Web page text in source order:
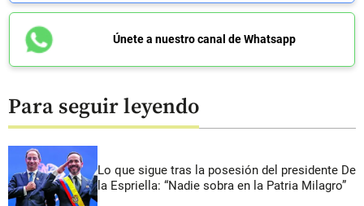
Únete a nuestro canal de Whatsapp
Para seguir leyendo
Lo que sigue tras la posesión del presidente De
la Espriella: “Nadie sobra en la Patria Milagro”